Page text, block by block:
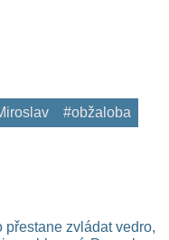
#obžaloba
přestane zvládat vedro,